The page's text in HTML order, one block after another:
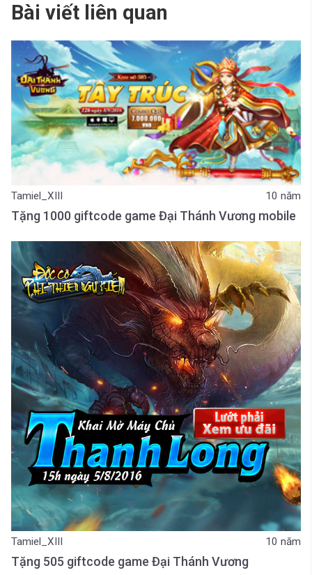
Bài viết liên quan
Tamiel_XIII 10 năm
Tặng 1000 giftcode game Đại Thánh Vương mobile
Tamiel_XIII 10 năm
Tặng 505 giftcode game Đại Thánh Vương